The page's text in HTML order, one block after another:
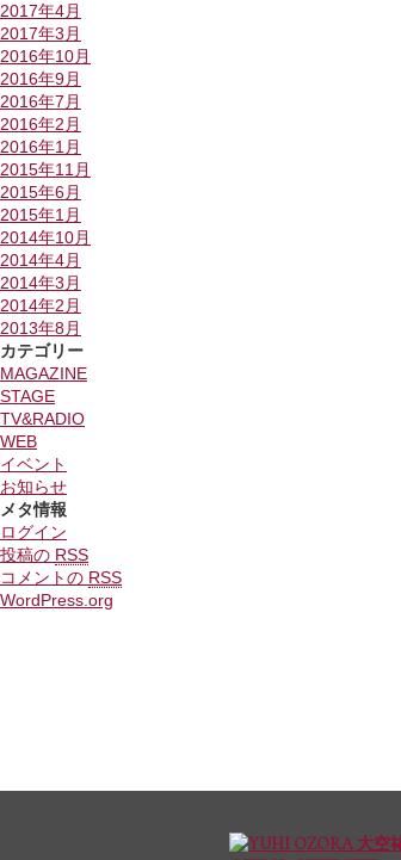
2017年4月
2017年3月
2016年10月
2016年9月
2016年7月
2016年2月
2016年1月
2015年11月
2015年6月
2015年1月
2014年10月
2014年4月
2014年3月
2014年2月
2013年8月
カテゴリー
MAGAZINE
STAGE
TV&RADIO
WEB
イベント
お知らせ
メタ情報
ログイン
投稿の RSS
コメントの RSS
WordPress.org